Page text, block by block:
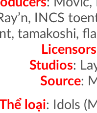
INCS
tamakoshi,
Licensors
Studios:
Source:
loại: Idols